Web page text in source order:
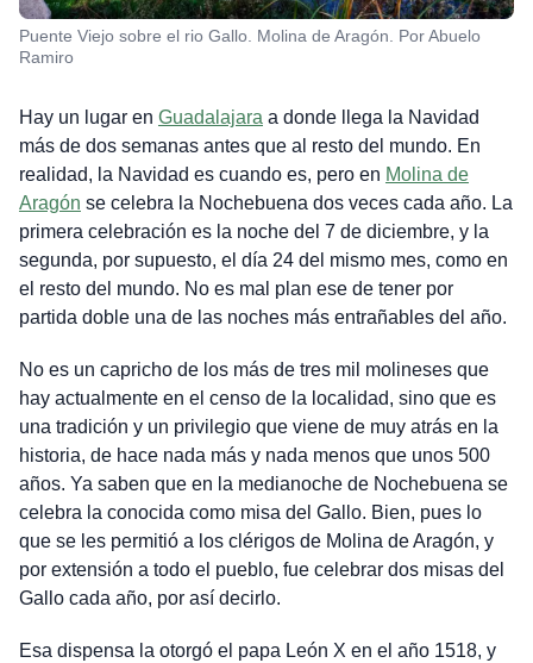
Puente Viejo sobre el rio Gallo. Molina de Aragón. Por Abuelo
Ramiro
Hay un lugar en Guadalajara a donde llega la Navidad
más de dos semanas antes que al resto del mundo. En
realidad, la Navidad es cuando es, pero en Molina de
Aragón se celebra la Nochebuena dos veces cada año. La
primera celebración es la noche del 7 de diciembre, y la
segunda, por supuesto, el día 24 del mismo mes, como en
el resto del mundo. No es mal plan ese de tener por
partida doble una de las noches más entrañables del año.
No es un capricho de los más de tres mil molineses que
hay actualmente en el censo de la localidad, sino que es
una tradición y un privilegio que viene de muy atrás en la
historia, de hace nada más y nada menos que unos 500
años. Ya saben que en la medianoche de Nochebuena se
celebra la conocida como misa del Gallo. Bien, pues lo
que se les permitió a los clérigos de Molina de Aragón, y
por extensión a todo el pueblo, fue celebrar dos misas del
Gallo cada año, por así decirlo.
Esa dispensa la otorgó el papa León X en el año 1518, y